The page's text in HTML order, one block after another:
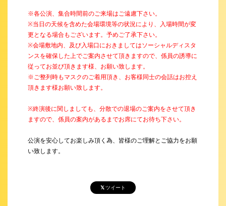
※各公演、集合時間前のご来場はご遠慮下さい。
※当日の天候を含めた会場環境等の状況により、入場時間が変
更となる場合もございます。予めご了承下さい。
※会場敷地内、及び入場口におきましてはソーシャルディスタ
ンスを確保した上でご案内させて頂きますので、係員の誘導に
従ってお並び頂きます様、お願い致します。
※ご整列時もマスクのご着用頂き、お客様同士の会話はお控え
頂きます様お願い致します。
※終演後に関しましても、分散での退場のご案内をさせて頂き
ますので、係員の案内があるまでお席にてお待ち下さい。
公演を安心してお楽しみ頂く為、皆様のご理解とご協力をお願
い致します。
ツイート